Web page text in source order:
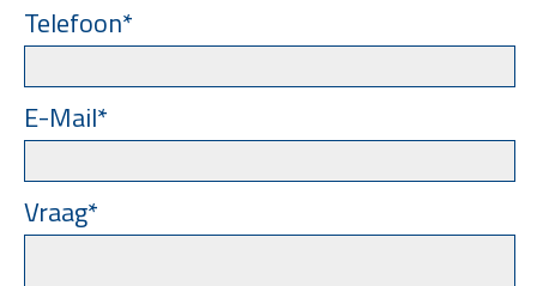
Telefoon*
E-Mail*
Vraag*